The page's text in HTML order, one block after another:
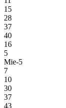
15
28
37
40
16
5
Mie-5
7
10
30
37
43